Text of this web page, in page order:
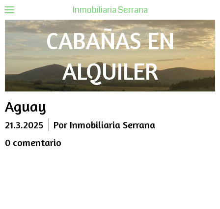
Inmobiliaria Serrana
CABAÑAS EN
ALQUILER
Aguay
21.3.2025
Por Inmobiliaria Serrana
0 comentario